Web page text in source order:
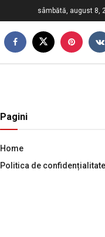
sâmbătă, august 8,
Pagini
Home
Politica de confidențialitate